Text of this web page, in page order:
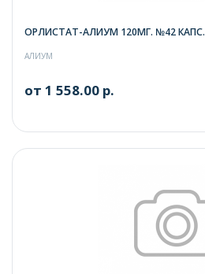
ОРЛИСТАТ-АЛИУМ 120МГ. №42 КАПС.
АЛИУМ
от 1 558.00 р.